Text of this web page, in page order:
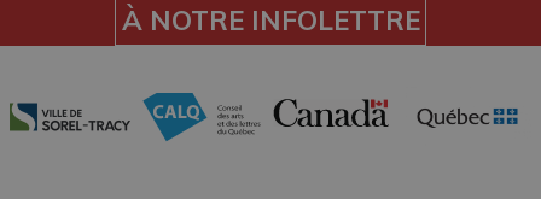
À NOTRE INFOLETTRE